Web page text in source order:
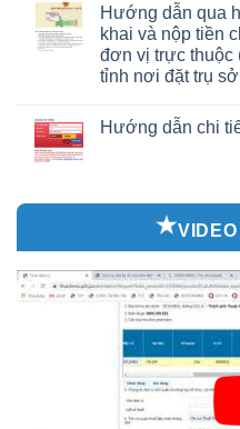
Hướng dẫn qua
khai và nộp tiền
đơn vị trực thuộc
tỉnh nơi đặt trụ
Hướng dẫn chi